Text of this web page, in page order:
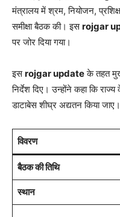
मंत्रालय में श्रम, नियोजन,
समीक्षा बैठक की। इसrojgar
पर जोर दिया गया।
इसrojgar updateके तहत
निर्देश दिए। उन्होंने कहा कि
डाटाबेस शीघ्र अद्यतन किया जाए।
विवरण
बैठक की तिथि
स्थान